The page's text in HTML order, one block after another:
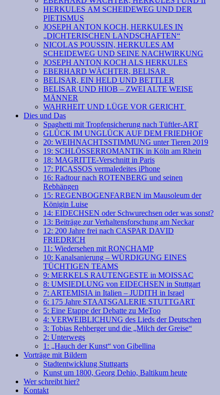
HERKULES AM SCHEIDEWEG UND DER
PIETISMUS
JOSEPH ANTON KOCH, HERKULES IN
„DICHTERISCHEN LANDSCHAFTEN“
NICOLAS POUSSIN, HERKULES AM
SCHEIDEWEG UND SEINE NACHWIRKUNG
JOSEPH ANTON KOCH ALS HERKULES
EBERHARD WÄCHTER, BELISAR
BELISAR, EIN HELD UND BETTLER
BELISAR UND HIOB – ZWEI ALTE WEISE
MÄNNER
WAHRHEIT UND LÜGE VOR GERICHT
Dies und Das
Spaghetti mit Tropfensicherung nach Tüftler-ART
GLÜCK IM UNGLÜCK AUF DEM FRIEDHOF
20: WEIHNACHTSSTIMMUNG unter Tieren 2019
19: SCHLÖSSERROMANTIK in Köln am Rhein
18: MAGRITTE-Verschnitt in Paris
17: PICASSOS vermaledeites iPhone
16: Radtour nach ROTENBERG und seinen
Rebhängen
15: REGENBOGENFARBEN im Mausoleum der
Königin Luise
14: EIDECHSEN oder Schwurechsen oder was sonst?
13: Beiträge zur Verhaltensforschung am Neckar
12: 200 Jahre frei nach CASPAR DAVID
FRIEDRICH
11: Wiedersehen mit RONCHAMP
10: Kanalsanierung – WÜRDIGUNG EINES
TÜCHTIGEN TEAMS
9: MERKELS RAUTENGESTE in MOISSAC
8: UMSIEDLUNG von EIDECHSEN in Stuttgart
7: ARTEMISIA in Italien – JUDITH in Israel
6: 175 Jahre STAATSGALERIE STUTTGART
5: Eine Etappe der Debatte zu MeToo
4: VERWEIBLICHUNG des Lieds der Deutschen
3: Tobias Rehberger und die „Milch der Greise“
2: Unterwegs
1: „Hauch der Kunst“ von Gibellina
Vorträge mit Bildern
Stadtentwicklung Stuttgarts
Kunst um 1800, Georg Dehio, Baltikum heute
Wer schreibt hier?
Kontakt